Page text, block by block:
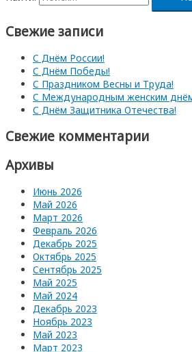
Свежие записи
С Днём России!
С Днём Победы!
С Праздником Весны и Труда!
С Международным женским
С Днём Защитника Отечества!
Свежие комментарии
Архивы
Июнь 2026
Май 2026
Март 2026
Февраль 2026
Декабрь 2025
Октябрь 2025
Сентябрь 2025
Май 2025
Май 2024
Декабрь 2023
Ноябрь 2023
Май 2023
Март 2023